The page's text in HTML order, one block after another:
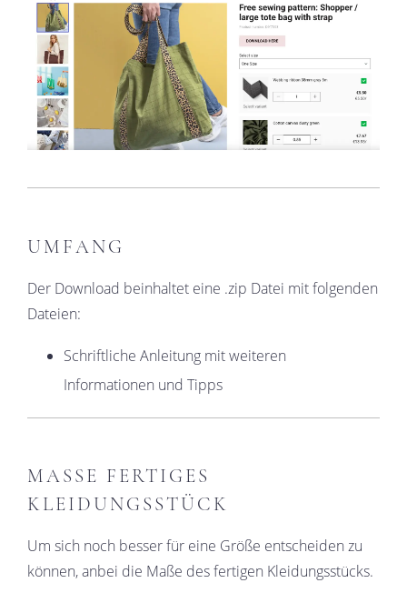
UMFANG
Der Download beinhaltet eine .zip Datei mit folgenden
Dateien:
Schriftliche Anleitung mit weiteren
Informationen und Tipps
MASSE FERTIGES K
LEIDUNGSSTÜCK
Um sich noch besser für eine Größe entscheiden zu
können, anbei die Maße des fertigen Kleidungsstücks.